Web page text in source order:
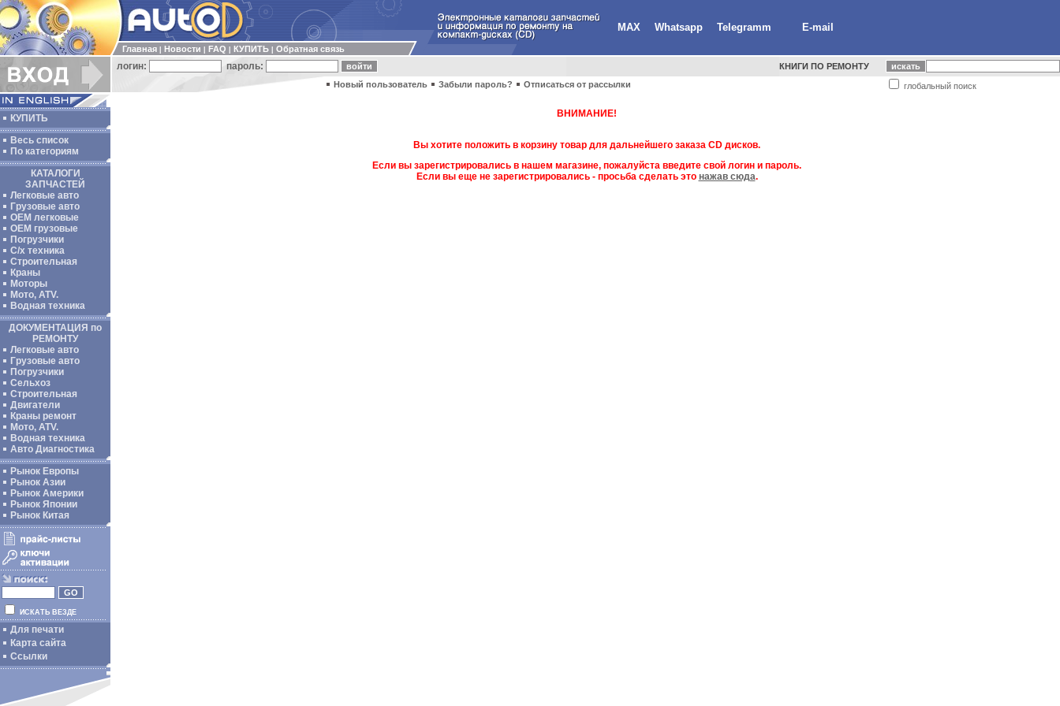
MAX Whatsapp Telegramm E-mail
Главная Новости FAQ КУПИТЬ Обратная связь
логин: пароль: КНИГИ ПО РЕМОНТУ
глобальный поиск
Новый пользователь Забыли пароль? Отписаться от рассылки
КУПИТЬ
Весь список
По категориям
КАТАЛОГИ
ЗАПЧАСТЕЙ
Легковые авто
Грузовые авто
ОЕМ легковые
OEM грузовые
Погрузчики
С/х техника
Строительная
Краны
Моторы
Мото, ATV.
Водная техника
ДОКУМЕНТАЦИЯ по
РЕМОНТУ
Легковые авто
Грузовые авто
Погрузчики
Сельхоз
Строительная
Двигатели
Краны ремонт
Мото, ATV.
Водная техника
Авто Диагностика
Рынок Европы
Рынок Азии
Рынок Америки
Рынок Японии
Рынок Китая
ИСКАТЬ ВЕЗДЕ
Для печати
Карта сайта
Ссылки
ВНИМАНИЕ!
Вы хотите положить в корзину товар для дальнейшего заказа CD дисков.
Если вы зарегистрировались в нашем магазине, пожалуйста введите свой логин и пароль.
Если вы еще не зарегистрировались - просьба сделать это нажав сюда.